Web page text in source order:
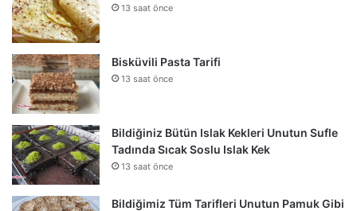
13 saat önce
Bisküvili Pasta Tarifi
13 saat önce
Bildiğiniz Bütün Islak Kekleri Unutun Sufle
Tadında Sıcak Soslu Islak Kek
13 saat önce
Bildiğimiz Tüm Tarifleri Unutun Pamuk Gibi